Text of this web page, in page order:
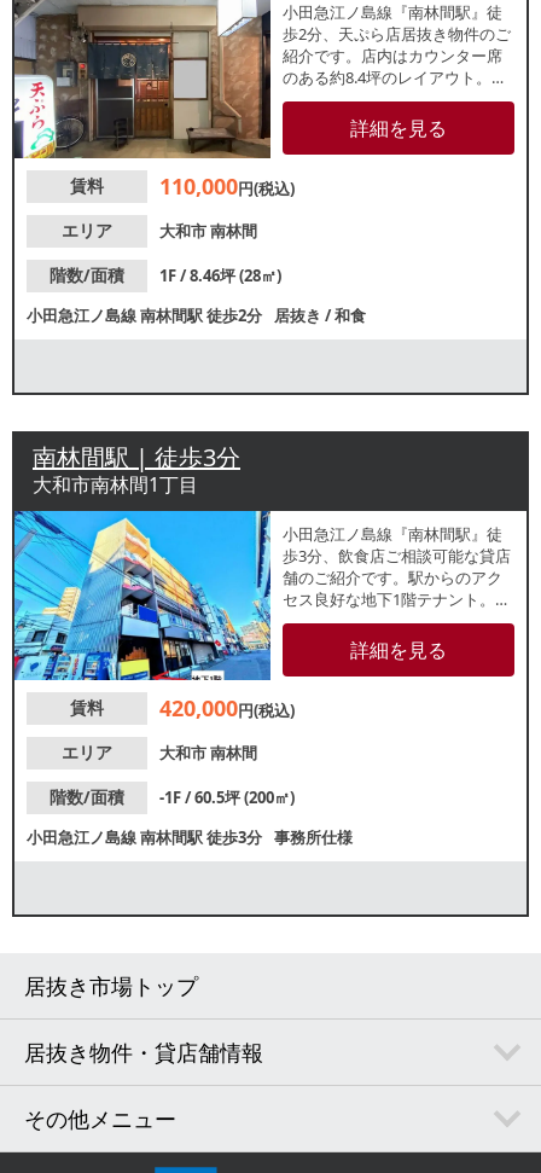
小田急江ノ島線『南林間駅』徒
歩2分、天ぷら店居抜き物件のご
紹介です。店内はカウンター席
のある約8.4坪のレイアウト。新
規出店や個人開業をお考えの方
にもおすすめです。同ビル内で
も飲食店が多数盛業中！諸条件
い。
詳細を見る
賃料 110,000円(税込)
エリア
大和市南林間
階数/面積
1F / 8.46坪 (28㎡)
小田急江ノ島線南林間駅徒歩2分 居抜き /和食
南林間駅 | 徒歩3分
大和市南林間1丁目
小田急江ノ島線『南林間駅』徒
歩3分、飲食店ご相談可能な貸店
舗のご紹介です。駅からのアク
セス良好な地下1階テナント。飲
食店やカラオケが立ち並ぶ、賑
わいのある通りに位置している
ため、安定した集客が期待でき
合せください。
詳細を見る
賃料 420,000円(税込)
エリア
大和市南林間
階数/面積
-1F / 60.5坪 (200㎡)
小田急江ノ島線南林間駅徒歩3分 事務所仕様
居抜き市場トップ
居抜き物件・貸店舗情報
その他メニュー